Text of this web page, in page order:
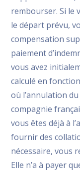
rembourser. Si le
le départ prévu,
compensation
paiement
vous avez
calculé en
où l’annulation
compagnie
vous êtes déjà à
fournir des
nécessaire, vous
Elle n’a à payer